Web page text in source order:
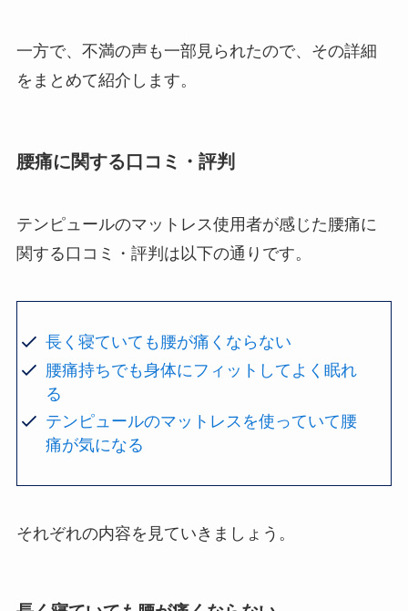
一方で、不満の声も一部見られたので、その詳細
をまとめて紹介します。
腰痛に関する口コミ・評判
テンピュールのマットレス使用者が感じた腰痛に
関する口コミ・評判は以下の通りです。
長く寝ていても腰が痛くならない
腰痛持ちでも身体にフィットしてよく眠れ
る
テンピュールのマットレスを使っていて腰
痛が気になる
それぞれの内容を見ていきましょう。